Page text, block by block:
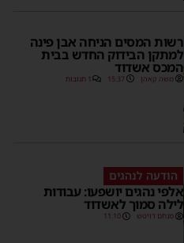
רשות המסים הניחה אבן פינה
למתקן הבידוק החדש בבית
המכס אשדוד
משה קאהן 15:37 1 תגובות
הודעה לנהגים
אלפי נהגים יושפעו: עבודות
לילה סמוך לאשדוד
מנחם דויטש 11:10